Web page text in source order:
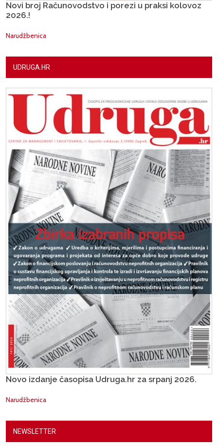
Novi broj Računovodstvo i porezi u praksi kolovoz
2026.!
Narudžbenica
UDRUGA.HR
Novo izdanje časopisa Udruga.hr za srpanj 2026.
Narudžbenica
NEWSLETTER